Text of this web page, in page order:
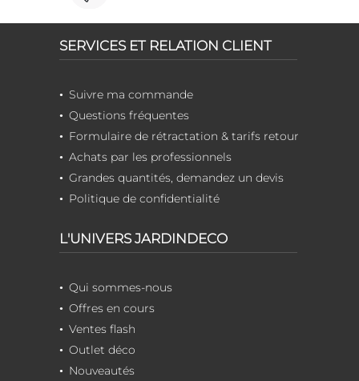
SERVICES ET RELATION CLIENT
Suivre ma commande
Questions fréquentes
Formulaire de rétractation & tarifs retour
Achats par les professionnels
Grandes quantités, demandez un devis
Politique de confidentialité
L'UNIVERS JARDINDECO
Qui sommes-nous
Offres en cours
Ventes flash
Outlet déco
Nouveautés